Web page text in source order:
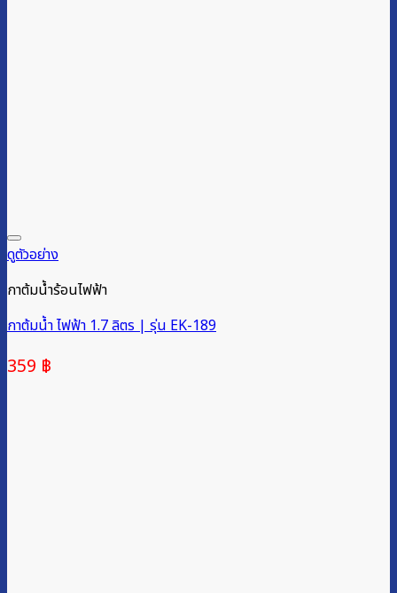
ดูตัวอย่าง
กาต้มน้ำร้อนไฟฟ้า
กาต้มน้ำ ไฟฟ้า 1.7 ลิตร | รุ่น EK-189
359 ฿